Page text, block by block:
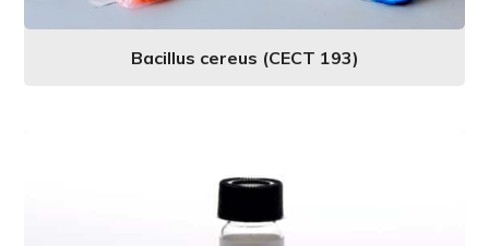
Bacillus cereus (CECT 193)